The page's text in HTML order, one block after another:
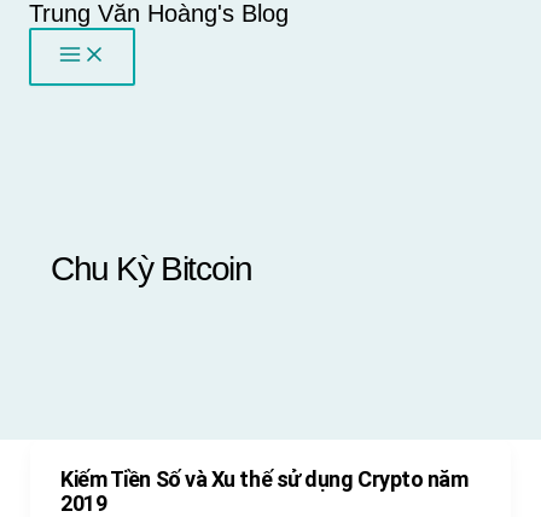
SkipTrung Văn Hoàng's Blog
Chu Kỳ Bitcoin
Kiếm Tiền Số và Xu thế sử dụng Crypto năm
2019